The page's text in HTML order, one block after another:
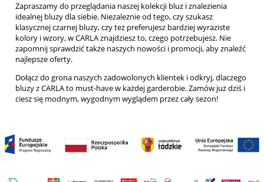
Zapraszamy do przeglądania naszej kolekcji bluz i znalezienia
idealnej bluzy dla siebie. Niezależnie od tego, czy szukasz
klasycznej czarnej bluzy, czy też preferujesz bardziej wyraziste
kolory i wzory, w CARLA znajdziesz to, czego potrzebujesz. Nie
zapomnij sprawdzić także naszych nowości i promocji, aby znaleźć
najlepsze oferty.
Dołącz do grona naszych zadowolonych klientek i odkryj, dlaczego
bluzy z CARLA to must-have w każdej garderobie. Zamów już dziś i
ciesz się modnym, wygodnym wyglądem przez cały sezon!